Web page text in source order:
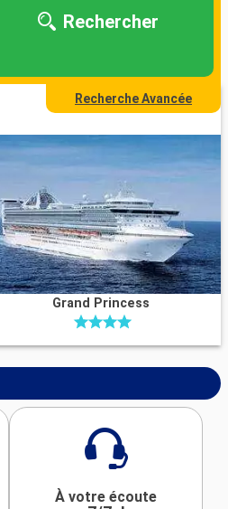
Rechercher
Recherche Avancée
Grand Princess
À votre écoute